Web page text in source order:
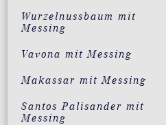
Wurzelnussbaum mit
Messing
Vavona mit Messing
Makassar mit Messing
Santos Palisander mit
Messing